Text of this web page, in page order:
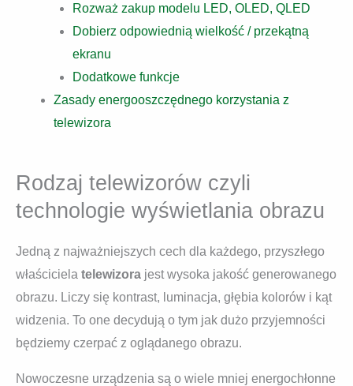
Rozważ zakup modelu LED, OLED, QLED
Dobierz odpowiednią wielkość / przekątną
ekranu
Dodatkowe funkcje
Zasady energooszczędnego korzystania z
telewizora
Rodzaj telewizorów czyli
technologie wyświetlania obrazu
Jedną z najważniejszych cech dla każdego, przyszłego
właściciela telewizora jest wysoka jakość generowanego
obrazu. Liczy się kontrast, luminacja, głębia kolorów i kąt
widzenia. To one decydują o tym jak dużo przyjemności
będziemy czerpać z oglądanego obrazu.
Nowoczesne urządzenia są o wiele mniej energochłonne